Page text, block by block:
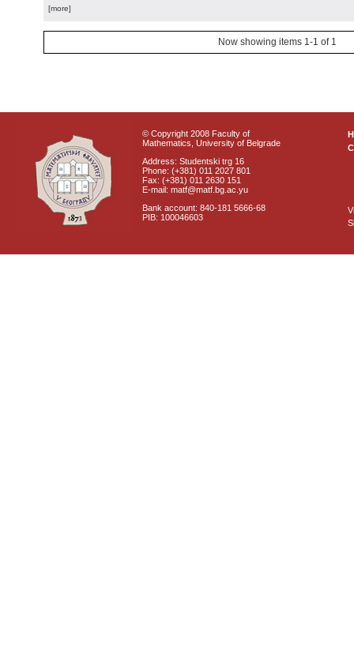
[more]
Now showing items 1-1 of 1
© Copyright 2008 Faculty of
Mathematics, University of Belgrade
Address: Studentski trg 16
Phone: (+381) 011 2027 801
Fax: (+381) 011 2630 151
E-mail: matf@matf.bg.ac.yu
Bank account: 840-181 5666-68
PIB: 100046603